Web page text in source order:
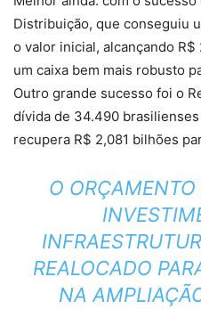
Distribuição, que conseguiu
o valor inicial, alcançando R$
um caixa bem mais robusto
Outro grande sucesso foi o
dívida de 34.490
recupera R$ 2,081 bilhões
O ORÇAMENTO
REALOCADO
NA